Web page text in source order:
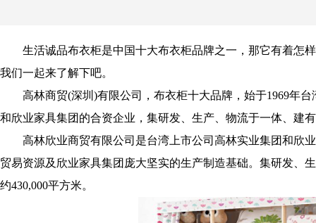
生活诚品布衣柜是中国十大布衣柜品牌之一，那它有着怎样
我们一起来了解下吧。
高林商贸(深圳)有限公司，布衣柜十大品牌，始于1969年台
和欣业家具集团的合资企业，集研发、生产、物流于一体、建
高林欣业商贸有限公司是台湾上市公司高林实业集团和欣
贸易资源及欣业家具集团庞大坚实的生产制造基础。集研发、
约430,000平方米。